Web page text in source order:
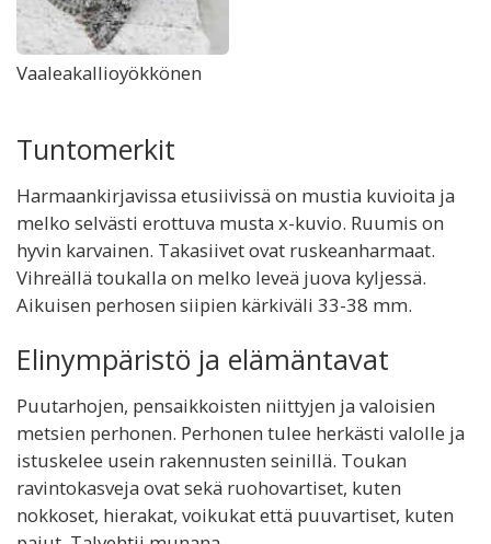
Vaaleakallioyökkönen
Tuntomerkit
Harmaankirjavissa etusiivissä on mustia kuvioita ja
melko selvästi erottuva musta x-kuvio. Ruumis on
hyvin karvainen. Takasiivet ovat ruskeanharmaat.
Vihreällä toukalla on melko leveä juova kyljessä.
Aikuisen perhosen siipien kärkiväli 33-38 mm.
Elinympäristö ja elämäntavat
Puutarhojen, pensaikkoisten niittyjen ja valoisien
metsien perhonen. Perhonen tulee herkästi valolle ja
istuskelee usein rakennusten seinillä. Toukan
ravintokasveja ovat sekä ruohovartiset, kuten
nokkoset, hierakat, voikukat että puuvartiset, kuten